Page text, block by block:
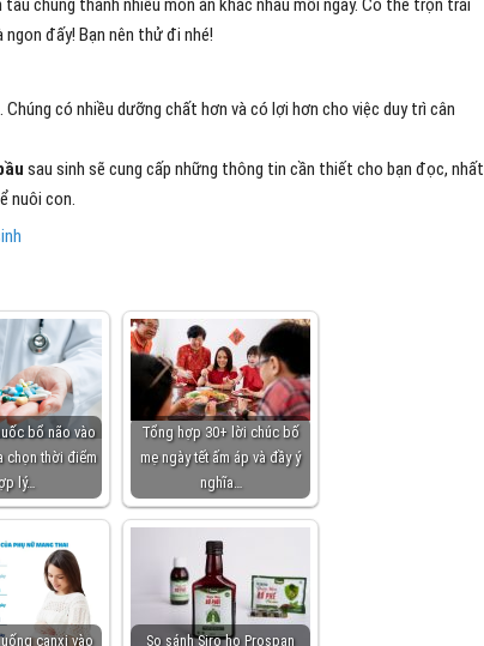
chúng thành nhiều món ăn khác nhau mỗi ngày. Có thể trộn trái
đấy! Bạn nên thử đi nhé!
có nhiều dưỡng chất hơn và có lợi hơn cho việc duy trì cân
sau sinh sẽ cung cấp những thông tin cần thiết cho bạn đọc, nhất
nuôi con.
bổ não vào
chọn thời điểm
lý…
Tổng hợp 30+ lời chúc bố
mẹ ngày tết ấm áp và đầy ý
nghĩa…
canxi vào
So sánh Siro ho Prospan